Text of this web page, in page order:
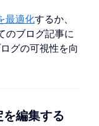
最適化するか、
のブログ記事に
グの可視性を向
を編集する